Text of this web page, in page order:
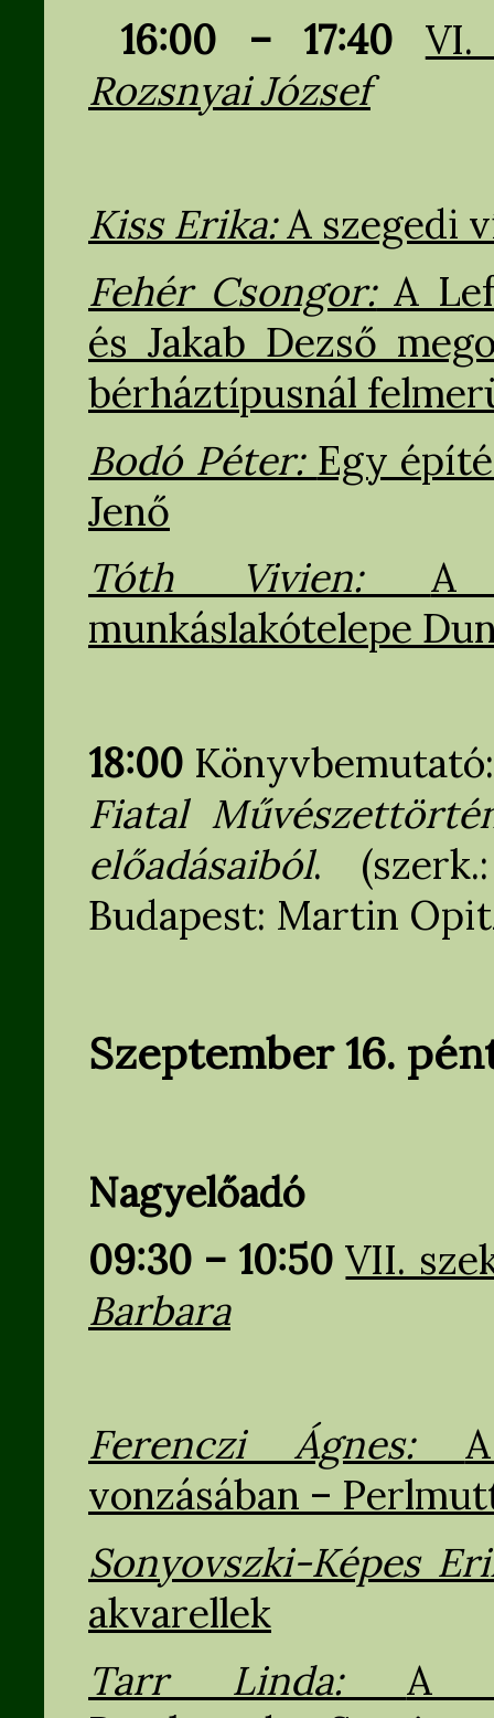
16:00 – 17:40
VI.
Rozsnyai József
Kiss Erika:A szegedi
Fehér Csongor:A
és Jakab Dezső
bérháztípusnál
Bodó Péter: Egy
Jenő
Tóth Vivien: A
munkáslakótelepe
18:00
Fiatal
előadásaiból.
Budapest: Martin
Szeptember 16.
Nagyelőadó
09:30 – 10:50 VII.
Barbara
Ferenczi Ágnes:
vonzásában –
Sonyovszki-Képes
akvarellek
Tarr Linda: A